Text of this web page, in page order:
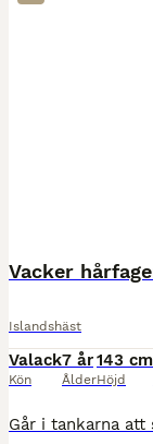
Vacker
Islandshäst
Valack
Kön
7 år
Ålder
143 cm
Höjd